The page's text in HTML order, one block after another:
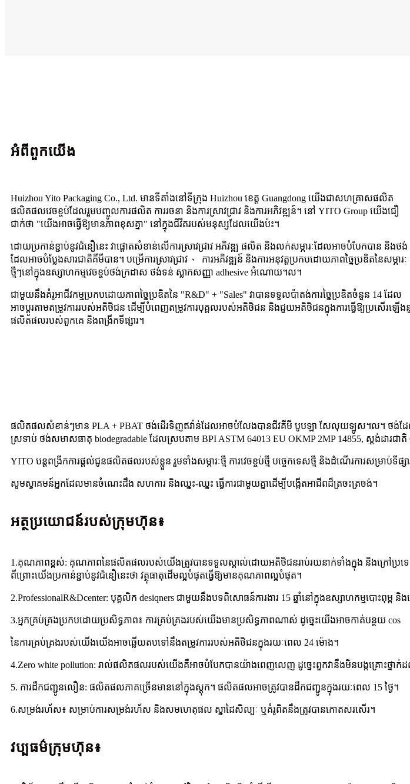
អំពីពួកយើង
Huizhou Yito Packaging Co., Ltd. មានទីតាំងនៅទីក្រុង Huizhou ខេត្ត Guangdong យើងជាសហគ្រាសផលិត
ផលិតផលវេចខ្ចប់ដែលរួមបញ្ចូលការផលិត ការរចនា និងការស្រាវជ្រាវ និងការអភិវឌ្ឍន៍។ នៅ YITO Group យើងជឿ
ជាក់ថា "យើងអាចធ្វើឱ្យមានភាពខុសគ្នា" នៅក្នុងជីវិតរបស់មនុស្សដែលយើងប៉ះ។
ដោយប្រកាន់ខ្ជាប់នូវជំនឿនេះ វាផ្តោតសំខាន់លើការស្រាវជ្រាវ អភិវឌ្ឍ ផលិត និងលក់សម្ភារៈដែលអាចបំបែកបាន និងថង់
ដែលអាចបំប្លែងសារជាតិគីមីបាន។ បម្រើការស្រាវជ្រាវ 、 ការអភិវឌ្ឍន៍ និងការអនុវត្តប្រកបដោយភាពច្នៃប្រឌិតនៃសម្ភារៈ
ថ្មីៗនៅក្នុងឧស្សាហកម្មវេចខ្ចប់ថង់ក្រដាស ថង់ទន់ ស្លាកសញ្ញា adhesive អំណោយ។ល។
ជាមួយនឹងគំរូអាជីវកម្មប្រកបដោយភាពច្នៃប្រឌិតនៃ "R&D" + "Sales" វាបានទទួលប៉ាតង់ការច្នៃប្រឌិតចំនួន 14 ដែល
អាចប្ដូរតាមតម្រូវការរបស់អតិថិជន ដើម្បីបំពេញតម្រូវការបុគ្គលរបស់អតិថិជន និងជួយអតិថិជនក្នុងការធ្វើឱ្យប្រសើរឡើង
ផលិតផលរបស់ពួកគេ និងពង្រីកទីផ្សារ។
ផលិតផលសំខាន់ៗមាន PLA + PBAT ថង់ដើរទិញឥវ៉ាន់ដែលអាចបំលែងបានជីវគីមី បូបឡា សែលុយឡូស។ល។ ថង់ដែលអ
ស្រទាប់ ថង់សមាសធាតុ biodegradable ដែលស្របតាម BPI ASTM 64013 EU OKMP 2MP 14855, ស្តង់ដារជាតិ
YITO បន្តពង្រីកការផ្តល់ជូនផលិតផលរបស់ខ្លួន រួមទាំងសម្ភារៈថ្មី ការវេចខ្ចប់ថ្មី បច្ចេកទេសថ្មី និងដំណើរការសម្រាប់ទីផ្
សូមស្វាគមន៍អ្នកដែលមានចំណេះដឹង សហការ និងឈ្នះ-ឈ្នះ ធ្វើការជាមួយគ្នាដើម្បីបង្កើតអាជីពដ៏ត្រចះត្រចង់។
អត្ថប្រយោជន៍របស់ក្រុមហ៊ុន៖
1.គុណភាពខ្ពស់: គុណភាពនៃផលិតផលរបស់យើងត្រូវបានទទួលស្គាល់ដោយអតិថិជនរាប់រយនាក់ទាំងក្នុង និងក្រៅប្រទ
ពីព្រោះយើងប្រកាន់ខ្ជាប់នូវជំនឿនេះថា វត្ថុធាតុដើមល្អបំផុតធ្វើឱ្យមានគុណភាពល្អបំផុត។
2.ProfessionalR&Dcenter: បុគ្គលិក desiqners ជាមួយនឹងបទពិសោធន៍ការងារ 15 ឆ្នាំនៅក្នុងឧស្សាហកម្មបោះពុម្ព និងវ
3.អ្នកគ្រប់គ្រងប្រកបដោយប្រសិទ្ធភាព៖ ការគ្រប់គ្រងរបស់យើងមានប្រសិទ្ធភាពណាស់ ដូច្នេះយើងអាចកាត់បន្ថយ cos
នៃការគ្រប់គ្រងរបស់យើងយើងអាចឆ្លើយតបទៅនឹងតម្រូវការរបស់អតិថិជនក្នុងរយៈពេល 24 ម៉ោង។
4.Zero white pollution: រាល់ផលិតផលរបស់យើងគឺអាចបំបែកបានយ៉ាងពេញលេញ ដូច្នេះពួកវានឹងមិនបង្កគ្រោះថ្នាក់
5. ការដឹកជញ្ជូនលឿន: ផលិតផលភាគច្រើនមាននៅក្នុងស្តុក។ ផលិតផលអាចត្រូវបានដឹកជញ្ជូនក្នុងរយៈពេល 15 ថ្ងៃ។
6.សម្រង់រហ័ស៖ សម្រាប់ការសម្រង់រហ័ស និងសមហេតុផល ស្នាដៃសិល្បៈ ឬគំរូពិតនឹងត្រូវបានកោតសរសើរ។
វប្បធម៌ក្រុមហ៊ុន៖